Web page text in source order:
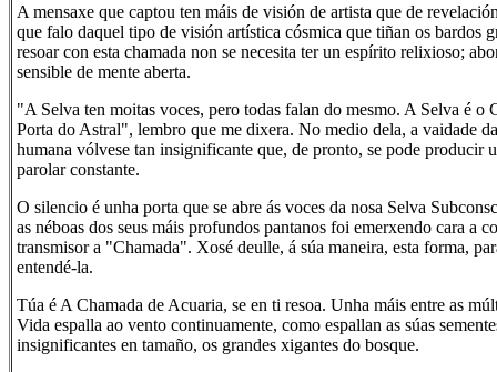
A mensaxe que captou ten máis de visión de artista que de
que falo daquel tipo de visión artística cósmica que tiñan os bardos
resoar con esta chamada non se necesita ter un espírito relixioso;
sensible de mente aberta.
"A Selva ten moitas voces, pero todas falan do mesmo. A Selva é o
Porta do Astral", lembro que me dixera. No medio dela, a vaidade
humana vólvese tan insignificante que, de pronto, se pode producir
parolar constante.
O silencio é unha porta que se abre ás voces da nosa Selva
as néboas dos seus máis profundos pantanos foi emerxendo cara a
transmisor a "Chamada". Xosé deulle, á súa maneira, esta forma,
entendé-la.
Túa é A Chamada de Acuaria, se en ti resoa. Unha máis entre as
Vida espalla ao vento continuamente, como espallan as súas
insignificantes en tamaño, os grandes xigantes do bosque.